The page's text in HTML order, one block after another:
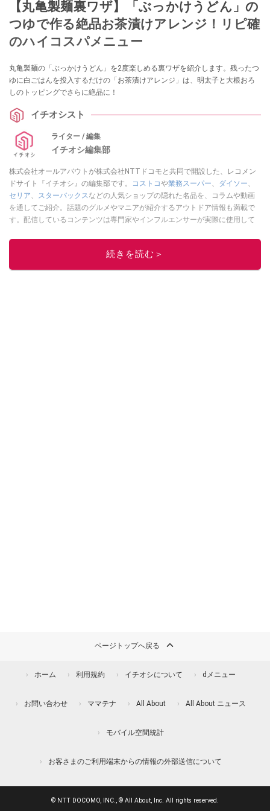
【丸亀製麺裏ワザ】「ぶっかけうどん」の
つゆで作る絶品お茶漬けアレンジ！リピ確
のハイコスパメニュー
丸亀製麺の「ぶっかけうどん」を2度楽しめる裏ワザを紹介します。残ったつ
ゆに白ごはんを投入するだけの「お茶漬けアレンジ」は、明太子と大根おろ
しのトッピングでさらに絶品に！
イチオシスト
ライター / 編集
イチオシ編集部
株式会社オールアバウトが株式会社NTTドコモと共同で開設した、レコメン
ドサイト『イチオシ』の編集部です。
コストコや業務スーパー ダイソー
セリア
スターバックス などの人気ショップの隠れた名品を、コラムや動画
を通してご紹介。話題のグルメやマニアが紹介するアウトドア情報も満載で
す。配信しているコンテンツは専門家やインフルエンサーが実際に使用して
ニュースでフォロー
続きを読む＞
ページトップへ戻る
ホーム 利用規約 イチオシについて dメニュー
お問い合わせ ママテナ All About All About ニュース
モバイル空間統計
お客さまのご利用端末からの情報の外部送信について
© NTT DOCOMO, INC., © All About, Inc. All rights reserved.